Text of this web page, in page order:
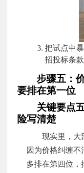
把试点中
招投标条款
步骤五：
要排在第一位
关键要点
险写清楚
现实里，大
因为价格纠缠
多排在第四位，